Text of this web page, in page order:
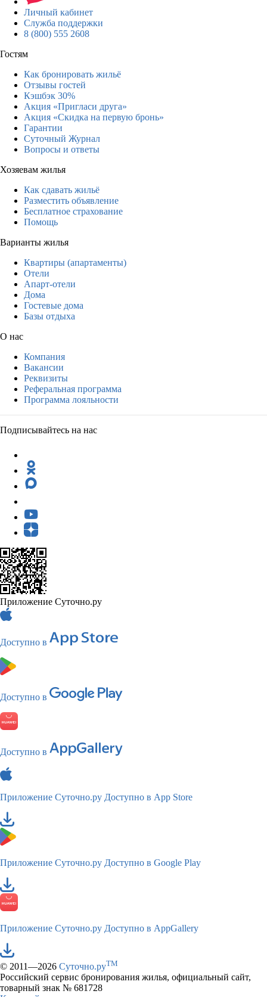
Личный кабинет
Служба поддержки
8 (800) 555 2608
Гостям
Как бронировать жильё
Отзывы гостей
Кэшбэк 30%
Акция «Пригласи друга»
Акция «Скидка на первую бронь»
Гарантии
Суточный Журнал
Вопросы и ответы
Хозяевам жилья
Как сдавать жильё
Разместить объявление
Бесплатное страхование
Помощь
Варианты жилья
Квартиры (апартаменты)
Отели
Апарт-отели
Дома
Гостевые дома
Базы отдыха
О нас
Компания
Вакансии
Реквизиты
Реферальная программа
Программа лояльности
Подписывайтесь на нас
Приложение Суточно.ру
Доступно в
Доступно в
Доступно в
Приложение Суточно.ру Доступно в App Store
Приложение Суточно.ру Доступно в Google Play
Приложение Суточно.ру Доступно в AppGallery
© 2011—2026 Суточно.руTM
Российский сервис бронирования жилья, официальный сайт,
товарный знак № 681728